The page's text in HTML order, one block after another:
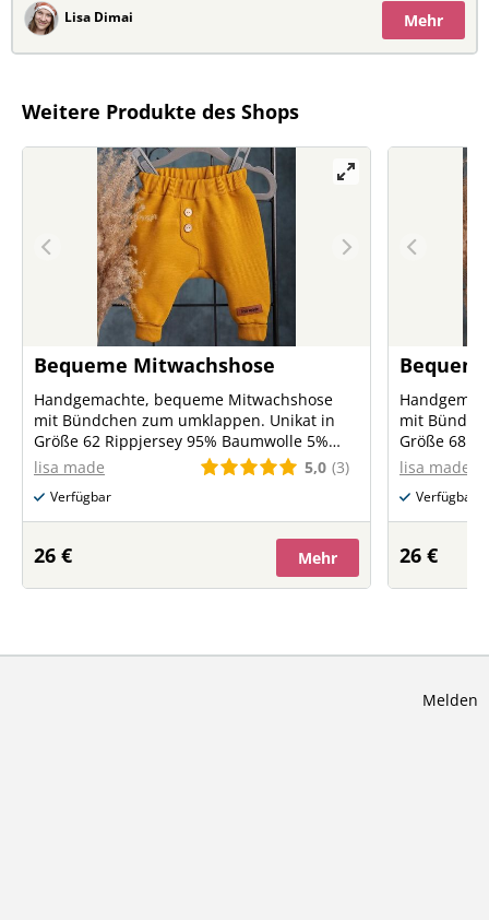
Lisa Dimai Mehr
Weitere Produkte des Shops
Bequeme Mitwachshose
Handgemachte, bequeme Mitwachshose
mit Bündchen zum umklappen. Unikat in
Größe 62 Rippjersey 95% Baumwolle 5%
Elasthan
lisa made 5,0 (3)
Verfügbar
26 € Mehr
mit Bündchen
Größe 68 Baumwolljersey 95% Baumwolle
5% Elasthan
lisa made
Verfügbar
26 €
Melden